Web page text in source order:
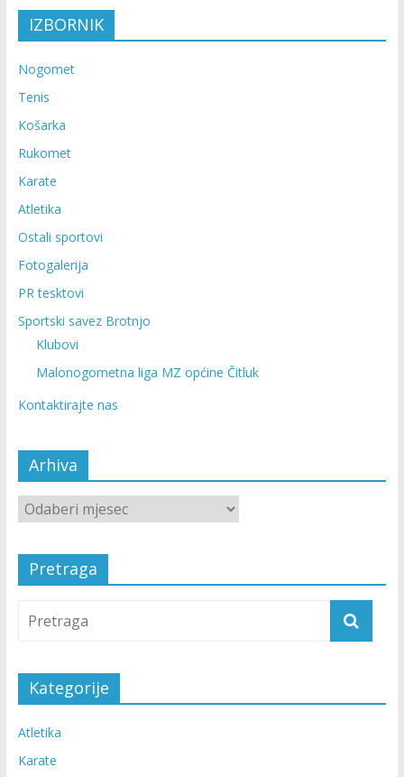
IZBORNIK
Nogomet
Tenis
Košarka
Rukomet
Karate
Atletika
Ostali sportovi
Fotogalerija
PR tesktovi
Sportski savez Brotnjo
Klubovi
Malonogometna liga MZ općine Čitluk
Kontaktirajte nas
Arhiva
Pretraga
Kategorije
Atletika
Karate